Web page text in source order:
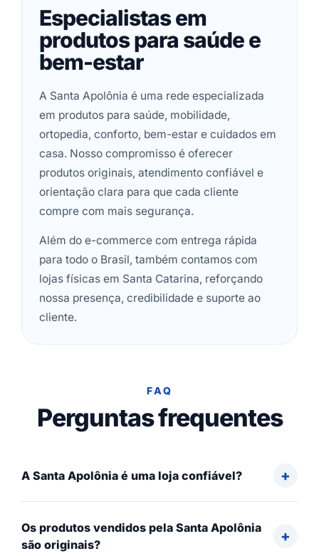
Especialistas em
produtos para saúde e
bem-estar
A Santa Apolônia é uma rede especializada
em produtos para saúde, mobilidade,
ortopedia, conforto, bem-estar e cuidados em
casa. Nosso compromisso é oferecer
produtos originais, atendimento confiável e
orientação clara para que cada cliente
compre com mais segurança.
Além do e-commerce com entrega rápida
para todo o Brasil, também contamos com
lojas físicas em Santa Catarina, reforçando
nossa presença, credibilidade e suporte ao
cliente.
FAQ
Perguntas frequentes
A Santa Apolônia é uma loja confiável?
Os produtos vendidos pela Santa Apolônia
são originais?